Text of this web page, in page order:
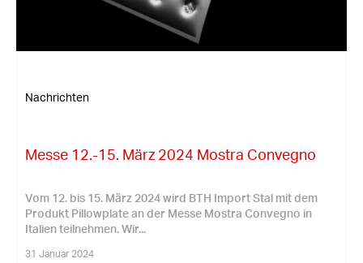
Nachrichten
Messe 12.-15. März 2024 Mostra Convegno
Vom 12. bis 15. März 2024 wird BTH Import Stal mit dem
Produkt Pillowplate an der Messe Mostra Convegno in
Italien teilnehmen. Wir...
31 Januar 2024